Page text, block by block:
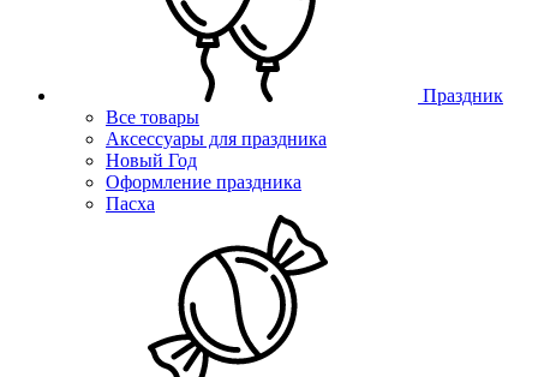
Праздник
Все товары
Аксессуары для праздника
Новый Год
Оформление праздника
Пасха